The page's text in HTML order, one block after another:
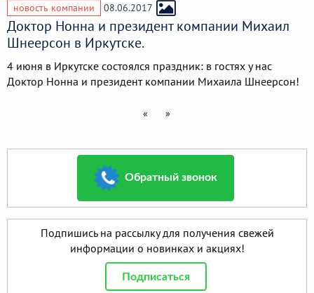
новость компании 08.06.2017
Доктор Нонна и президент компании Михаил
Шнеерсон в Иркутске.
4 июня в Иркутске состоялся праздник: в гостях у нас
Доктор Нонна и президент компании Михаила Шнеерсон!
« »
Обратный звонок
Подпишись на рассылку для получения свежей
информации о новинках и акциях!
Подписаться